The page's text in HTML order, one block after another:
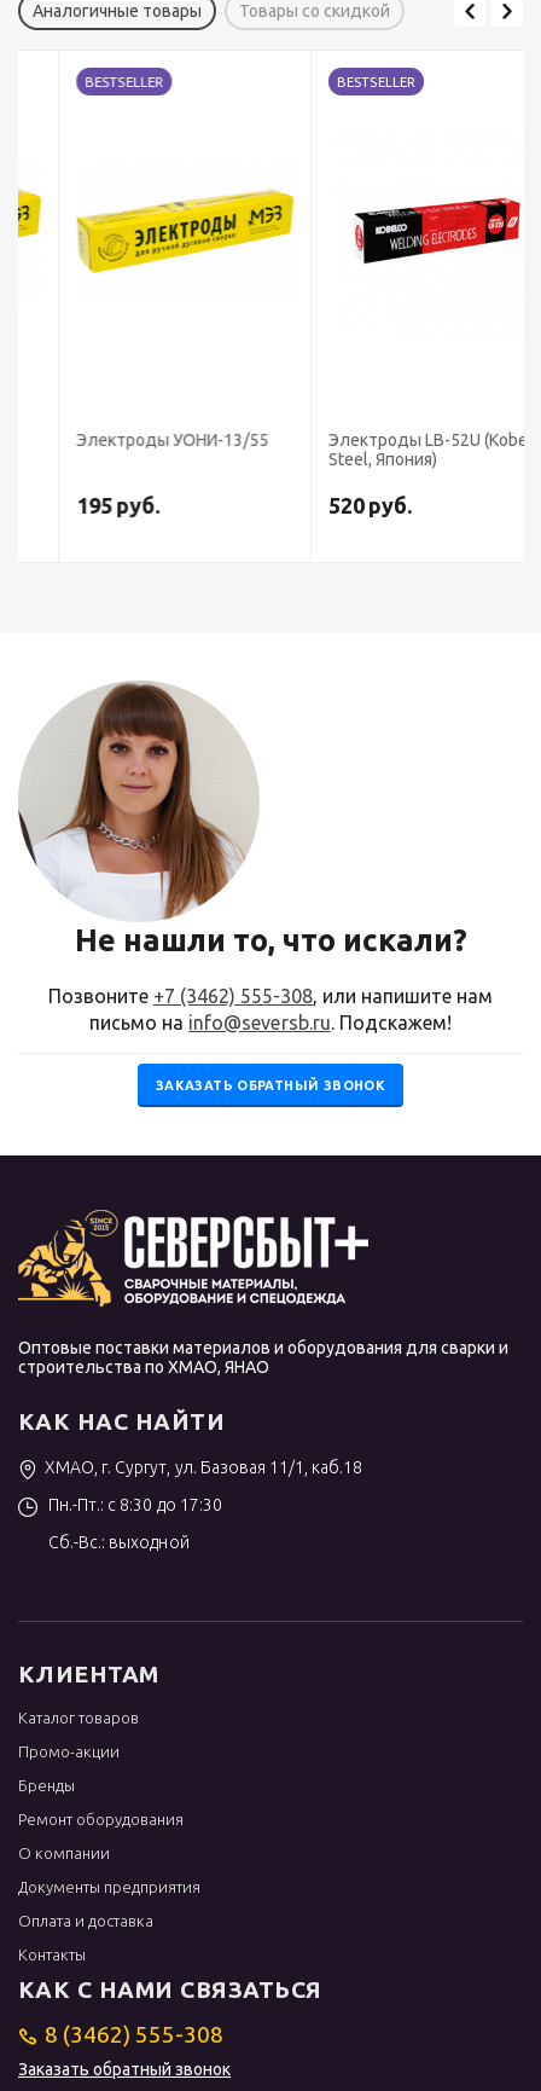
Аналогичные товары Товары со скидкой
BESTSELLER
Электроды УОНИ-13/55
руб.
BESTSELLER
Электроды LB-52U (Kobe
Steel, Япония)
руб.
Не нашли то, что искали?
Позвоните +7 (3462) 555-308, или напишите нам
письмо на info@seversb.ru. Подскажем!
ЗАКАЗАТЬ ОБРАТНЫЙ ЗВОНОК
Оптовые поставки материалов и оборудования для сварки и
строительства по ХМАО, ЯНАО
КАК НАС НАЙТИ
ХМАО, г. Сургут, ул. Базовая 11/1, каб.18
Пн.-Пт.: с 8:30 до 17:30
Сб.-Вс.: выходной
КЛИЕНТАМ
Каталог товаров
Промо-акции
Бренды
Ремонт оборудования
О компании
Документы предприятия
Оплата и доставка
Контакты
КАК С НАМИ СВЯЗАТЬСЯ
8 (3462) 555-308
Заказать обратный звонок